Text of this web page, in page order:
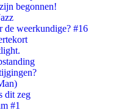
begonnen!
de weerkundige? #16
dit zeg
#1